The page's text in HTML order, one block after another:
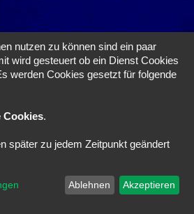
nutzen zu können sind ein paar
wird gesteuert ob ein Dienst Cookies
werden Cookies gesetzt für folgende
Cookies.
später zu jedem Zeitpunkt geändert
Ablehnen Akzeptieren